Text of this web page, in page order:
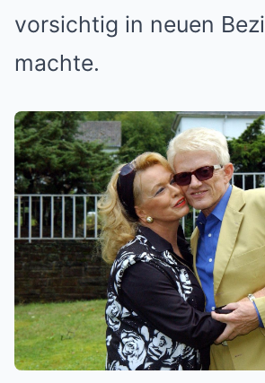
vorsichtig in neuen
machte.